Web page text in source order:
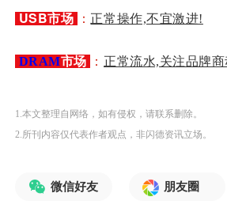
USB市场： 正常操作,不宜激进!
DRAM市场 ： 正常流水,关注品牌
1.本文整理自网络，如有侵权，请联系删除。
2.所刊内容仅代表作者观点，非闪德资讯立场。
微信好友 朋友圈